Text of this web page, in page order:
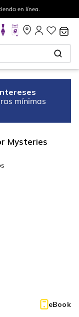
en línea.
mínimas
Mysteries
eBook